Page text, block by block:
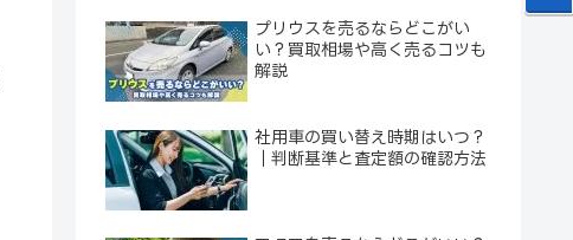
プリウスを売るならどこがい
い？買取相場や高く売るコツも
解説
社用車の買い替え時期はいつ？
｜判断基準と査定額の確認方法